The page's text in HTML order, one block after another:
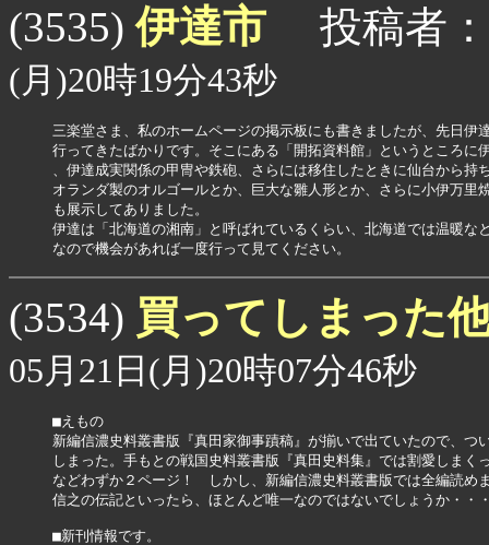
(3535)伊達市 投稿者：
(月)20時19分43秒
三楽堂さま、私のホームページの掲示板にも書きましたが、先日伊
行ってきたばかりです。そこにある「開拓資料館」というところに
、伊達成実関係の甲冑や鉄砲、さらには移住したときに仙台から持
オランダ製のオルゴールとか、巨大な雛人形とか、さらに小伊万里
も展示してありました。
伊達は「北海道の湘南」と呼ばれているくらい、北海道では温暖な
なので機会があれば一度行って見てください。
(3534) 買ってしまった
05月21日(月)20時07分46秒
■えもの
新編信濃史料叢書版『真田家御事蹟稿』が揃いで出ていたので、つ
しまった。手もとの戦国史料叢書版『真田史料集』では割愛しまく
などわずか２ページ！　しかし、新編信濃史料叢書版では全編読め
信之の伝記といったら、ほとんど唯一なのではないでしょうか・・
■新刊情報です。